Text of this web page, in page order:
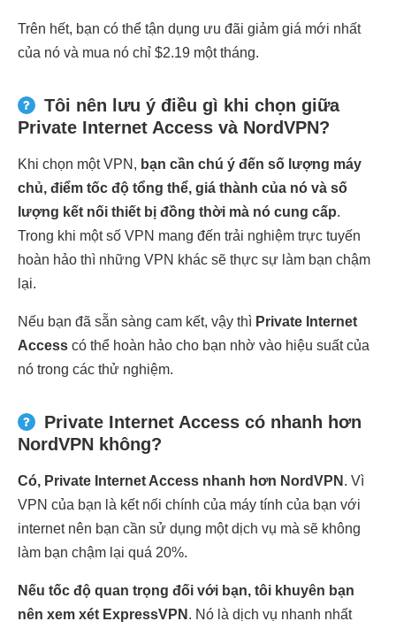
Trên hết, bạn có thể tận dụng ưu đãi giảm giá mới nhất
của nó và mua nó chỉ $2.19 một tháng.
Tôi nên lưu ý điều gì khi chọn giữa
Private Internet Access và NordVPN?
Khi chọn một VPN, bạn cần chú ý đến số lượng máy
chủ, điểm tốc độ tổng thể, giá thành của nó và số
lượng kết nối thiết bị đồng thời mà nó cung cấp.
Trong khi một số VPN mang đến trải nghiệm trực tuyến
hoàn hảo thì những VPN khác sẽ thực sự làm bạn chậm
lại.
Nếu bạn đã sẵn sàng cam kết, vậy thì Private Internet
Access có thể hoàn hảo cho bạn nhờ vào hiệu suất của
nó trong các thử nghiệm.
Private Internet Access có nhanh hơn
NordVPN không?
Có, Private Internet Access nhanh hơn NordVPN . Vì
VPN của bạn là kết nối chính của máy tính của bạn với
internet nên bạn cần sử dụng một dịch vụ mà sẽ không
làm bạn chậm lại quá 20%.
Nếu tốc độ quan trọng đối với bạn, tôi khuyên bạn
nên xem xét ExpressVPN . Nó là dịch vụ nhanh nhất